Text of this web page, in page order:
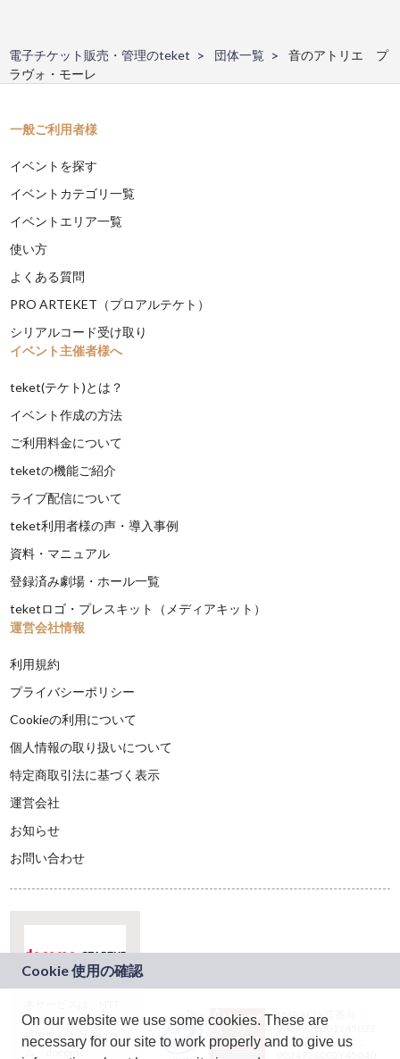
電子チケット販売・管理のteket 団体一覧
音のアトリエ プ
ラヴォ・モーレ
一般ご利用者様
イベントを探す
イベントカテゴリ一覧
イベントエリア一覧
使い方
よくある質問
PRO ARTEKET（プロアルテケト）
シリアルコード受け取り
イベント主催者様へ
teket(テケト)とは？
イベント作成の方法
ご利用料金について
teketの機能ご紹介
ライブ配信について
teket利用者様の声・導入事例
資料・マニュアル
登録済み劇場・ホール一覧
teketロゴ・プレスキット（メディアキット）
運営会社情報
利用規約
プライバシーポリシー
Cookieの利用について
個人情報の取り扱いについて
特定商取引法に基づく表示
運営会社
お知らせ
お問い合わせ
ドコモグループの新
規事業創出プログラ
ム「docomo
JASRAC許諾番号：
9024936001Y45037
JASRAC許諾番号：
On our website we use some cookies. These are
necessary for our site to work properly and to give us